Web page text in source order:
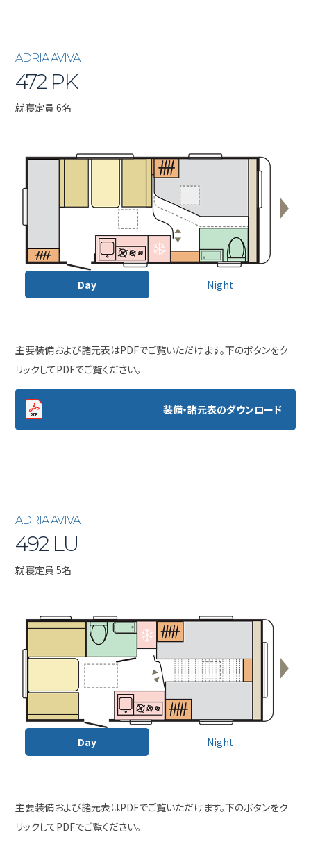
ADRIA AVIVA
472 PK
就寝定員 6名
Day Night
主要装備および諸元表はPDFでご覧いただけます。下のボタンをク
リックしてPDFでご覧ください。
装備・諸元表のダウンロード
ADRIA AVIVA
492 LU
就寝定員 5名
Day Night
主要装備および諸元表はPDFでご覧いただけます。下のボタンをク
リックしてPDFでご覧ください。